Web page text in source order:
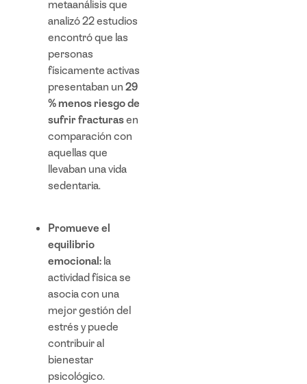
metaanálisis que
analizó 22 estudios
encontró que las
personas
físicamente activas
presentaban un 29
% menos riesgo de
sufrir fracturasen
comparación con
aquellas que
llevaban una vida
sedentaria.
Promueve el
equilibrio
emocional: la
actividad física se
asocia con una
mejor gestión del
estrés y puede
contribuir al
bienestar
psicológico.